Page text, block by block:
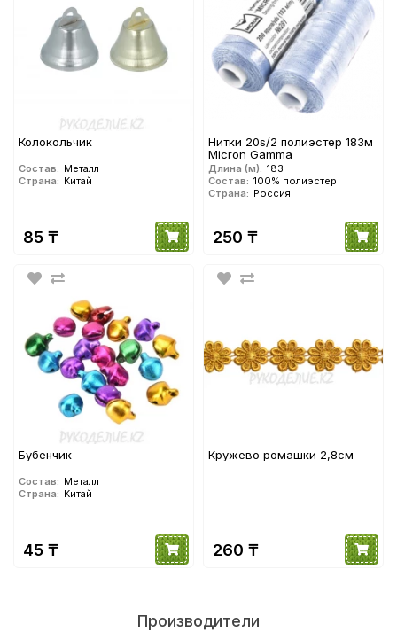
Колокольчик
Состав: Металл
Страна: Китай
85 ₸
Нитки 20s/2 полиэстер 183м
Micron Gamma
Длина (м): 183
Состав: 100% полиэстер
Страна: Россия
250 ₸
Бубенчик
Состав: Металл
Страна: Китай
45 ₸
Кружево ромашки 2,8см
260 ₸
Производители